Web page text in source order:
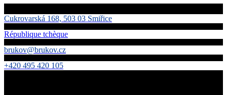
Cukrovarská 168, 503 03 Smiřice
République tchèque
brukov@brukov.cz
+420 495 420 105